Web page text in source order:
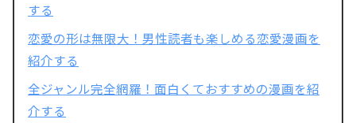
する
恋愛の形は無限大！男性読者も楽しめる恋愛漫画を
紹介する
全ジャンル完全網羅！面白くておすすめの漫画を紹
介する